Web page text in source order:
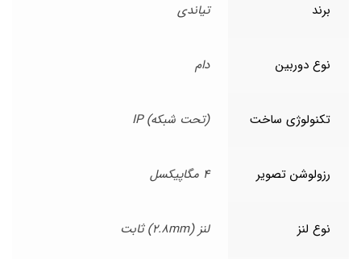
برند تیاندی
نوع دوربین دام
تکنولوژی ساخت (تحت شبکه) IP
رزولوشن تصویر 4 مگاپیکسل
نوع لنز لنز (2.8mm) ثابت